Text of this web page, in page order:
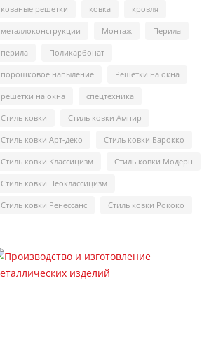
кованые решетки ковка кровля
металлоконструкции Монтаж Перила
перила Поликарбонат
порошковое напыление Решетки на окна
решетки на окна спецтехника
Стиль ковки Стиль ковки Ампир
Стиль ковки Арт-деко Стиль ковки Барокко
Стиль ковки Классицизм Стиль ковки Модерн
Стиль ковки Неоклассицизм
Стиль ковки Ренессанс Стиль ковки Рококо